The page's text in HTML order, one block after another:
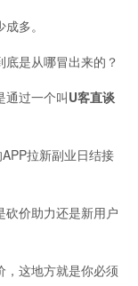
多。
是从哪冒出来的？
通过一个叫U客直谈
拉新副业日结接
砍价助力还是新用户
，这地方就是你必须